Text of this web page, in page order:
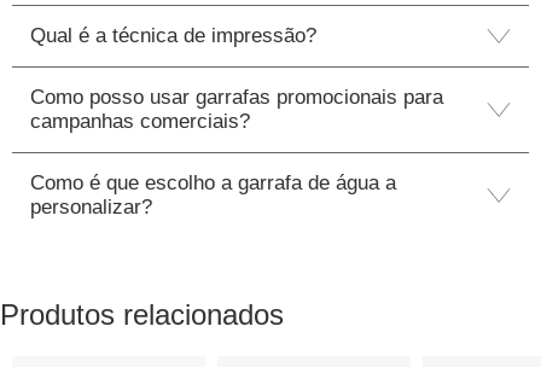
Qual é a técnica de impressão?
Como posso usar garrafas promocionais para
campanhas comerciais?
Como é que escolho a garrafa de água a
personalizar?
Produtos relacionados